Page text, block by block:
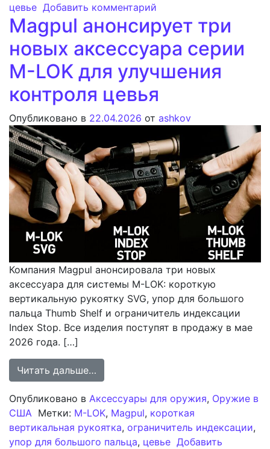
цевье Добавить комментарий
Magpul анонсирует три
новых аксессуара серии
M-LOK для улучшения
контроля цевья
Опубликовано в 22.04.2026 от ashkov
Компания Magpul анонсировала три новых
аксессуара для системы M-LOK: короткую
вертикальную рукоятку SVG, упор для большого
пальца Thumb Shelf и ограничитель индексации
Index Stop. Все изделия поступят в продажу в мае
2026 года. […]
Читать дальше…
Опубликовано в Аксессуары для оружия, Оружие в
США Метки: M-LOK, Magpul, короткая
вертикальная рукоятка, ограничитель индексации,
упор для большого пальца, цевье Добавить